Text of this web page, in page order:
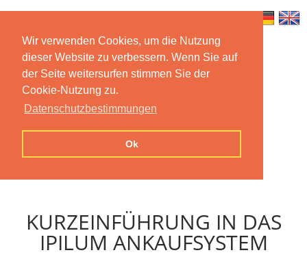
Wir verwenden Cookies, um die Nutzung
dieser Website zu verbessern. Wenn Sie auf
der Seite weitersurfen stimmen Sie der
Cookie-Nutzung zu.
Datenschutzbestimmungen
Ok
Home Features Mobile App
Preise
Contact us Imprint Privacy
KURZEINFÜHRUNG IN DAS
IPILUM ANKAUFSYSTEM